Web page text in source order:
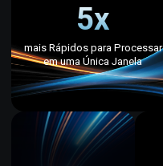
5x
mais Rápidos para Processar
em uma Única Janela